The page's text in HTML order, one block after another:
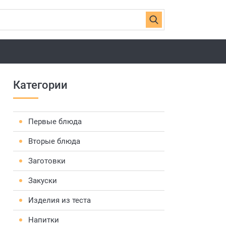
Категории
Первые блюда
Вторые блюда
Заготовки
Закуски
Изделия из теста
Напитки